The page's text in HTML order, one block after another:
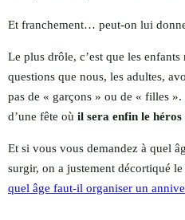
Et franchement… peut-on lui
Le plus drôle, c’est que les enfants
questions que nous, les adultes,
pas de « garçons » ou de « filles ».
d’une fête où il sera enfin le
Et si vous vous demandez à quel
surgir, on a justement décortiqué
quel âge faut-il organiser un